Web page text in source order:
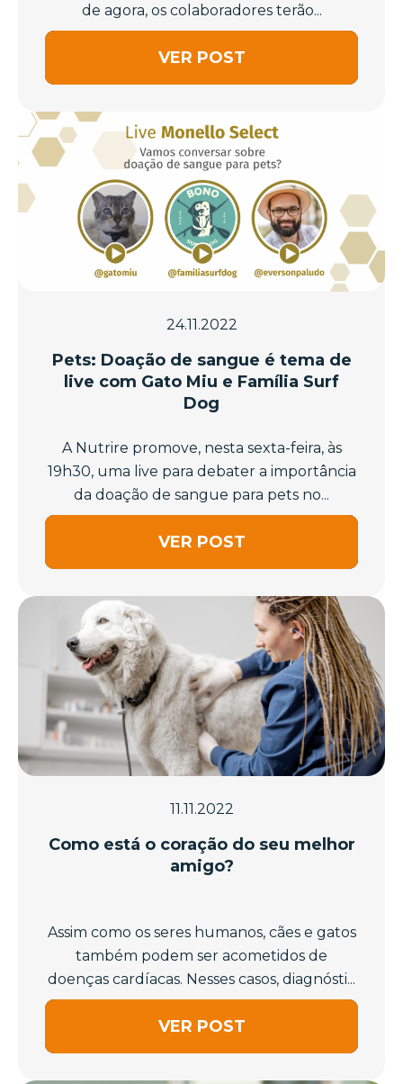
de agora, os colaboradores terão...
VER POST
24.11.2022
Pets: Doação de sangue é tema de
live com Gato Miu e Família Surf
Dog
A Nutrire promove, nesta sexta-feira, às
19h30, uma live para debater a importância
da doação de sangue para pets no...
VER POST
11.11.2022
Como está o coração do seu melhor
amigo?
Assim como os seres humanos, cães e gatos
também podem ser acometidos de
doenças cardíacas. Nesses casos, diagnósti...
VER POST